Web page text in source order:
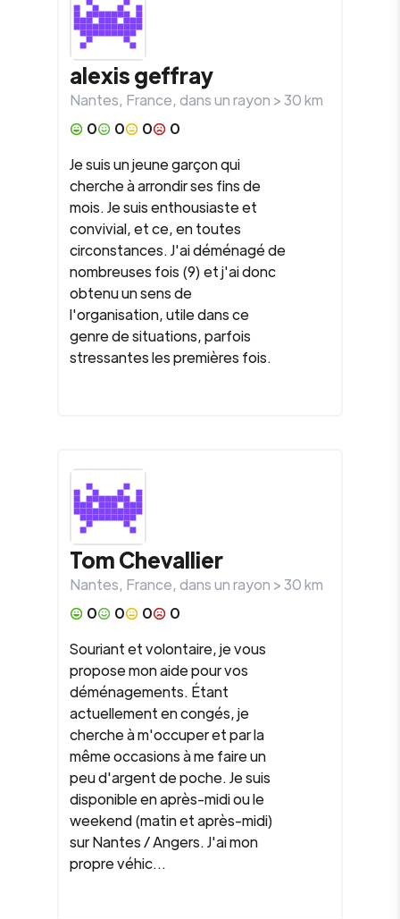
alexis geffray
Nantes, France, dans un rayon >30km
0
0 0
0
Je suis un jeune garçon qui
cherche à arrondir ses fins de
mois. Je suis enthousiaste et
convivial, et ce, en toutes
circonstances. J'ai déménagé de
nombreuses fois (9) et j'ai donc
obtenu un sens de
l'organisation, utile dans ce
genre de situations, parfois
stressantes les premières fois.
Tom Chevallier
Nantes, France, dans un rayon >30km
0
0 0
0
Souriant et volontaire, je vous
propose mon aide pour vos
déménagements. Étant
actuellement en congés, je
cherche à m'occuper et par la
même occasions à me faire un
peu d'argent de poche. Je suis
disponible en après-midi ou le
weekend (matin et après-midi)
sur Nantes / Angers. J'ai mon
propre véhic...